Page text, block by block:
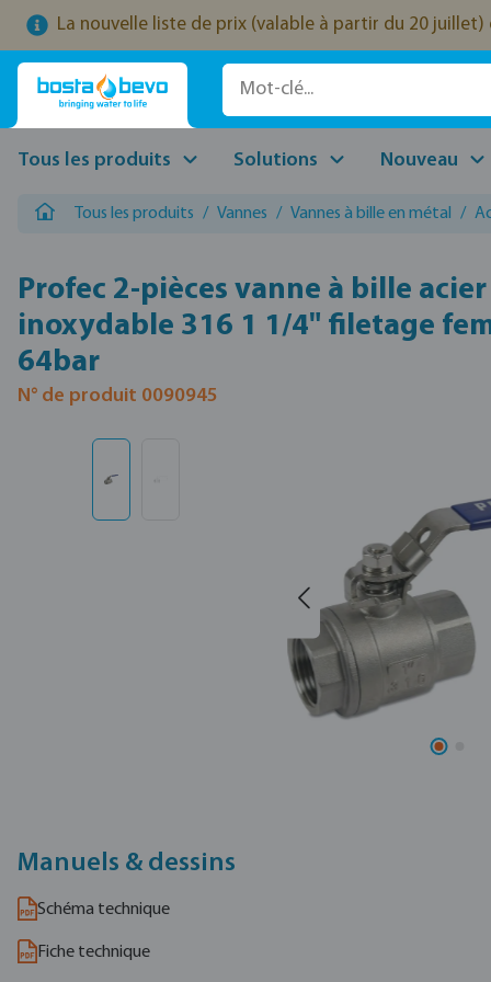
au contenu principal
Passer à la recherche
Passer à la navigation principale
La nouvelle liste de prix (valable à partir du 20
Tous les produits Solutions Nouveau
Tous les produits / Vannes / Vannes à bille en métal /
Profec 2-pièces vanne à bille acier
inoxydable 316 1 1/4" filetage
64bar
N° de produit 0090945
Manuels & dessins
Schéma technique
Fiche technique